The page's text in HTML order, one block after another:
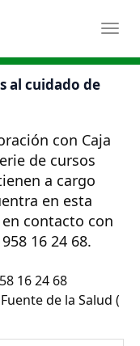
al cuidado de
con Caja
de cursos
a cargo
en esta
contacto con
16 24 68.
16 24 68
de la Salud (